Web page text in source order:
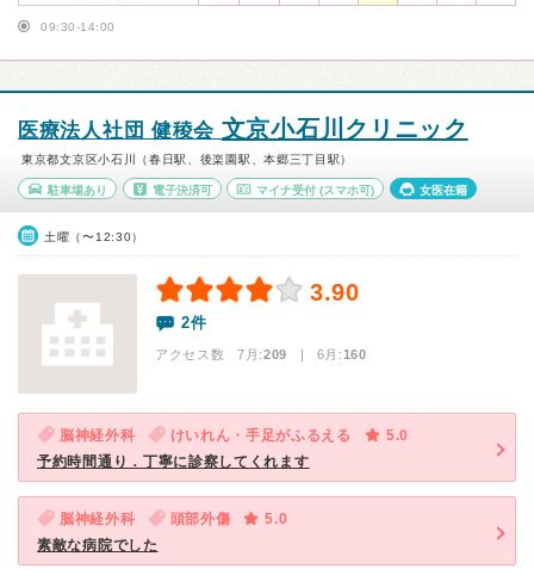
09:30-14:00
医療法人社団 健稜会 文京小石川クリニック
東京都文京区小石川（春日駅、後楽園駅、本郷三丁目駅）
駐車場あり 電子決済可 マイナ受付 (スマホ可) 女医在籍
土曜（〜12:30）
3.90
2件
アクセス数 7月:209 | 6月:160
脳神経外科 けいれん・手足がふるえる
5.0
予約時間通り．丁寧に診察してくれます
脳神経外科 頭部外傷
5.0
素敵な病院でした